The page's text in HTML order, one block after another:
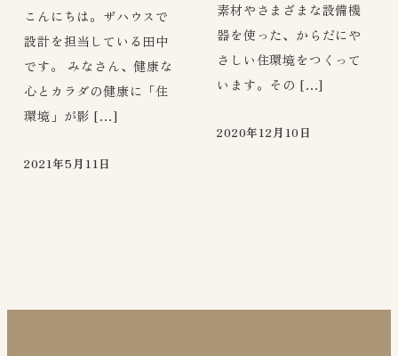
こんにちは。ザハウスで
設計を担当している田中
です。 みなさん、健康な
心とカラダの健康に「住
環境」が影 […]
2021年5月11日
素材やさまざまな設備機
器を使った、からだにや
さしい住環境をつくって
います。その […]
2020年12月10日